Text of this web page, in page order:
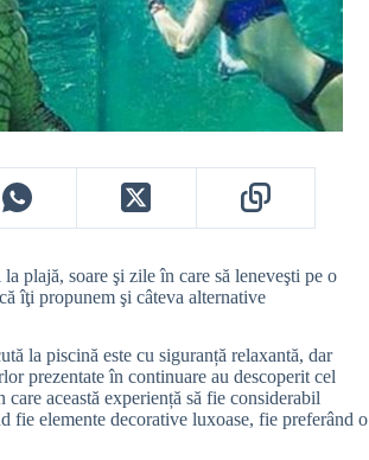
plajă, soare şi zile în care să leneveşti pe o
îţi propunem şi câteva alternative
la piscină este cu siguranță relaxantă, dar
prezentate în continuare au descoperit cel
această experiență să fie considerabil
fie elemente decorative luxoase, fie preferând o